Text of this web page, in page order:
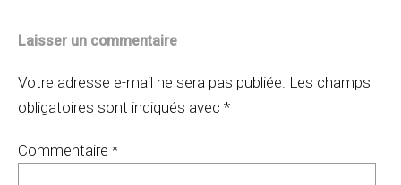
Laisser un commentaire
Votre adresse e-mail ne sera pas publiée. Les champs
obligatoires sont indiqués avec *
Commentaire *